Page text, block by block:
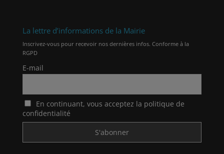
La lettre d’informations de la Mairie
Inscrivez-vous pour recevoir nos dernières infos. Conforme à la
RGPD
E-mail
En continuant, vous acceptez la politique de
confidentialité